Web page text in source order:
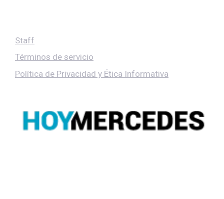
Staff
Términos de servicio
Política de Privacidad y Ética Informativa